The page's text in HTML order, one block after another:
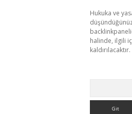
Hukuka ve
halinde, ilgili
kaldırılacaktır.